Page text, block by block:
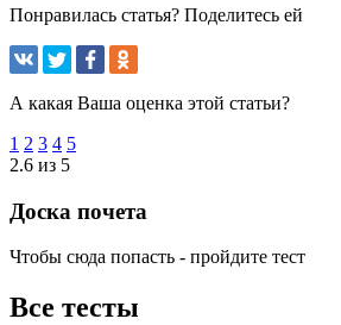
Понравилась статья? Поделитесь ей
А какая Ваша оценка этой статьи?
1 2 3 4 5
2.6 из 5
Доска почета
Чтобы сюда попасть - пройдите тест
Все тесты